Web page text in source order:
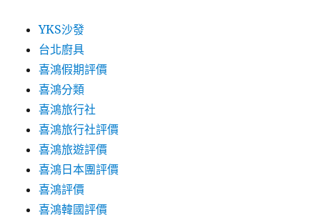
YKS沙發
台北廚具
喜鴻假期評價
喜鴻分類
喜鴻旅行社
喜鴻旅行社評價
喜鴻旅遊評價
喜鴻日本團評價
喜鴻評價
喜鴻韓國評價